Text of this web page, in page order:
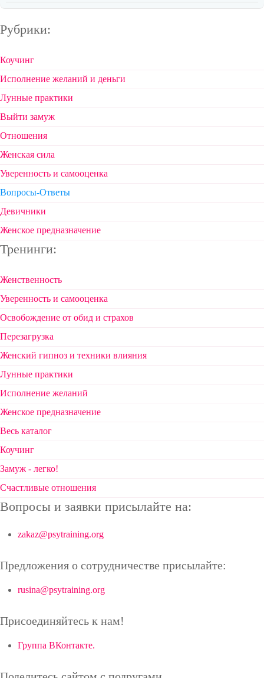
Рубрики:
Коучинг
Исполнение желаний и деньги
Лунные практики
Выйти замуж
Отношения
Женская сила
Уверенность и самооценка
Вопросы-Ответы
Девичники
Женское предназначение
Тренинги:
Женственность
Уверенность и самооценка
Освобождение от обид и страхов
Перезагрузка
Женский гипноз и техники влияния
Лунные практики
Исполнение желаний
Женское предназначение
Весь каталог
Коучинг
Замуж - легко!
Счастливые отношения
Вопросы и заявки присылайте на:
zakaz@psytraining.org
Предложения о сотрудничестве присылайте:
rusina@psytraining.org
Присоединяйтесь к нам!
Группа ВКонтакте.